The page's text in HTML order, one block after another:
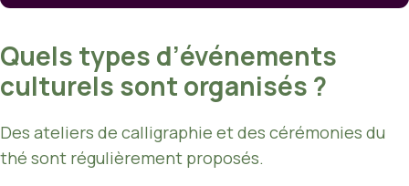
Quels types d’événements
culturels sont organisés ?
Des ateliers de calligraphie et des cérémonies du
thé sont régulièrement proposés.